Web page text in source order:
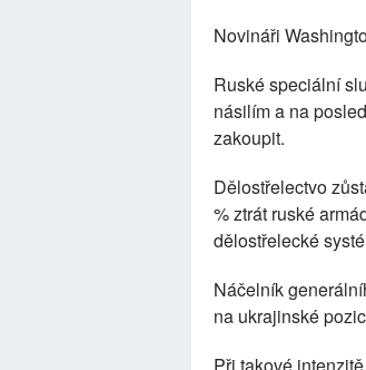
Novináři
Ruské speciální
násilím a na
zakoupit.
Dělostřelectvo
% ztrát ruské
dělostřelecké
Náčelník
na ukrajinské